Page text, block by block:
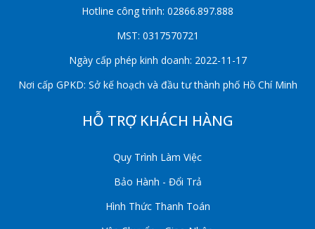
Hotline công trình: 02866.897.888
MST: 0317570721
Ngày cấp phép kinh doanh: 2022-11-17
Nơi cấp GPKD: Sở kế hoạch và đầu tư thành phố Hồ Chí Minh
HỖ TRỢ KHÁCH HÀNG
Quy Trình Làm Việc
Bảo Hành - Đổi Trả
Hình Thức Thanh Toán